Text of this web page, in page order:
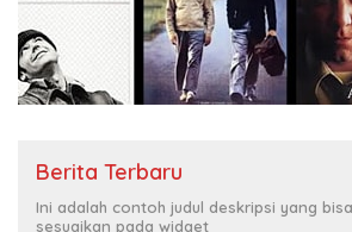
Berita Terbaru
Ini adalah contoh judul deskripsi yang
sesuaikan pada widget